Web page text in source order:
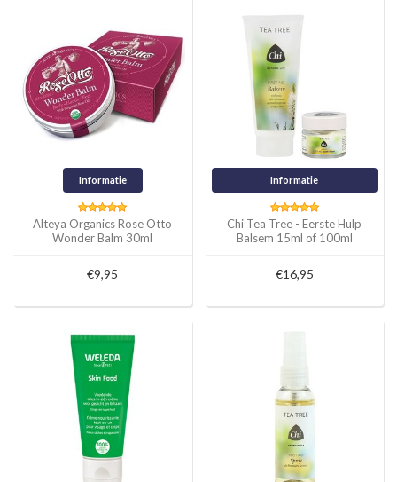
Informatie
Alteya Organics Rose Otto
Wonder Balm 30ml
€9,95
Informatie
Chi Tea Tree - Eerste Hulp
Balsem 15ml of 100ml
€16,95